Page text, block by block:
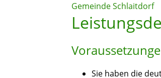
Gemeinde Schlaitdorf
Sie haben die